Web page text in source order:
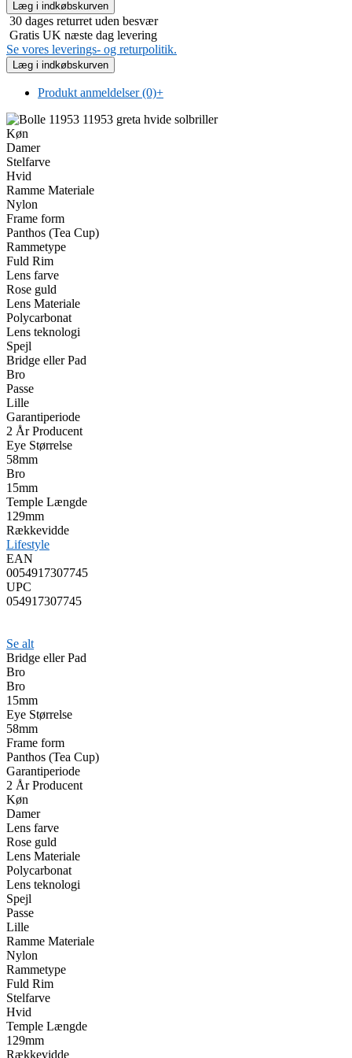
30 dages returret uden besvær
Gratis UK næste dag levering
Se vores leverings- og returpolitik.
Produkt anmeldelser (0)+
Køn
Damer
Stelfarve
Hvid
Ramme Materiale
Nylon
Frame form
Panthos (Tea Cup)
Rammetype
Fuld Rim
Lens farve
Rose guld
Lens Materiale
Polycarbonat
Lens teknologi
Spejl
Bridge eller Pad
Bro
Passe
Lille
Garantiperiode
2 År Producent
Eye Størrelse
58mm
Bro
15mm
Temple Længde
129mm
Rækkevidde
Lifestyle
EAN
0054917307745
UPC
054917307745
Se alt
Bridge eller Pad
Bro
Bro
15mm
Eye Størrelse
58mm
Frame form
Panthos (Tea Cup)
Garantiperiode
2 År Producent
Køn
Damer
Lens farve
Rose guld
Lens Materiale
Polycarbonat
Lens teknologi
Spejl
Passe
Lille
Ramme Materiale
Nylon
Rammetype
Fuld Rim
Stelfarve
Hvid
Temple Længde
129mm
Rækkevidde